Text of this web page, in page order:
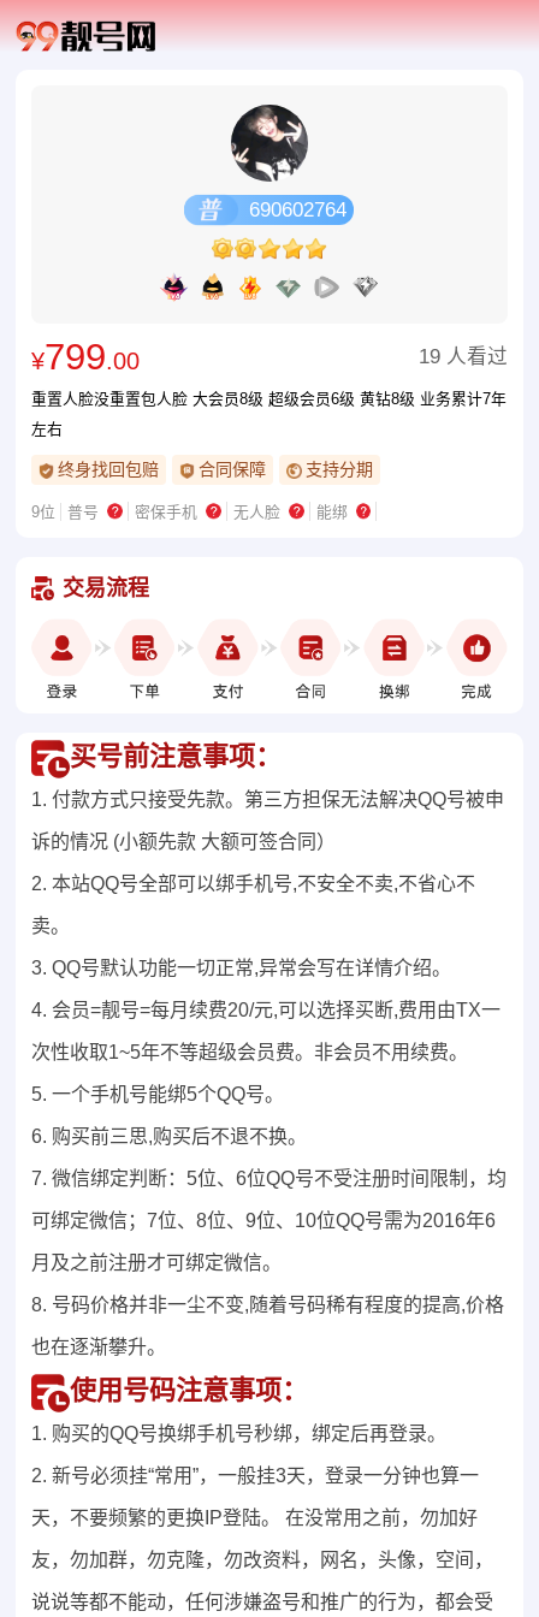
690602764
¥799.00 19 人看过
重置人脸没重置包人脸 大会员8级 超级会员6级 黄钻8级 业务累计7年
左右
终身找回包赔 合同保障 支持分期
9位 普号 密保手机 无人脸 能绑
交易流程
买号前注意事项：
1. 付款方式只接受先款。第三方担保无法解决QQ号被申
诉的情况 (小额先款 大额可签合同）
2. 本站QQ号全部可以绑手机号,不安全不卖,不省心不
卖。
3. QQ号默认功能一切正常,异常会写在详情介绍。
4. 会员=靓号=每月续费20/元,可以选择买断,费用由TX一
次性收取1~5年不等超级会员费。非会员不用续费。
5. 一个手机号能绑5个QQ号。
6. 购买前三思,购买后不退不换。
7. 微信绑定判断：5位、6位QQ号不受注册时间限制，均
可绑定微信；7位、8位、9位、10位QQ号需为2016年6
月及之前注册才可绑定微信。
8. 号码价格并非一尘不变,随着号码稀有程度的提高,价格
也在逐渐攀升。
使用号码注意事项：
1. 购买的QQ号换绑手机号秒绑，绑定后再登录。
2. 新号必须挂“常用”，一般挂3天，登录一分钟也算一
天，不要频繁的更换IP登陆。 在没常用之前，勿加好
友，勿加群，勿克隆，勿改资料，网名，头像，空间，
说说等都不能动，任何涉嫌盗号和推广的行为，都会受